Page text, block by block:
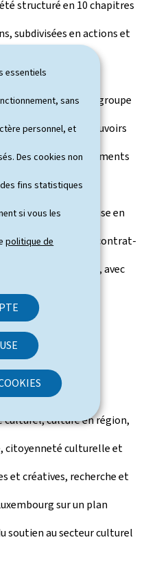
essentiels
sans
personnel, et
Des cookies non
fins statistiques
si vous les
politique de
structuré en 10 chapitres
subdivisées en actions et
est élaboré par un groupe
des pouvoirs
des gouvernements
suite aux
pour sa mise en
est une sorte de "contrat-
à la mise en œuvre, avec
pour réaliser les
gouvernance,
et
culture en région,
citoyenneté culturelle et
et créatives, recherche et
sur un plan
soutien au secteur culturel